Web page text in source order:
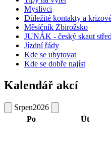
Myslivci
Důležité kontakty a
Měsíčník Zbirožsko
JUNÁK - český skaut
Jízdní řády
Kde se ubytovat
Kde se dobře najíst
Kalendář akcí
Srpen2026
Po
Út